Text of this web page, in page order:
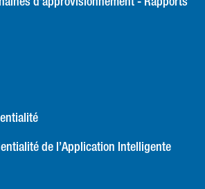
de l’Application Intelligente